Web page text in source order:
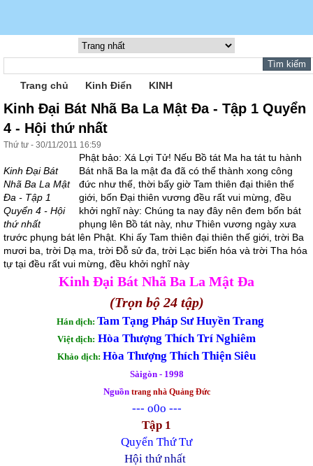
Trang chủ Kinh Điển KINH
Kinh Đại Bát Nhã Ba La Mật Đa - Tập 1 Quyển
4 - Hội thứ nhất
Thứ tư - 30/11/2011 16:59
Kinh Đại Bát
Nhã Ba La Mật
Đa - Tập 1
Quyển 4 - Hội
thứ nhất
Phật bảo: Xá Lợi Tử! Nếu Bồ tát Ma ha tát tu hành
Bát nhã Ba la mật đa đã có thể thành xong công
đức như thế, thời bấy giờ Tam thiên đại thiên thế
giới, bốn Đại thiên vương đều rất vui mừng, đều
khởi nghĩ này: Chúng ta nay đây nên đem bốn bát
phụng lên Bồ tát này, như Thiên vương ngày xưa
trước phụng bát lên Phật. Khi ấy Tam thiên đại thiên thế giới, trời Ba
mươi ba, trời Dạ ma, trời Đỗ sử đa, trời Lạc biến hóa và trời Tha hóa
tự tại đều rất vui mừng, đều khởi nghĩ này
Kinh Đại Bát Nhã Ba La Mật Đa
(Trọn bộ 24 tập)
Hán dịch: Tam Tạng Pháp Sư Huyền Trang
Việt dịch: Hòa Thượng Thích Trí Nghiêm
Khảo dịch: Hòa Thượng Thích Thiện Siêu
Sàigòn - 1998
Nguồn trang nhà Quảng Đức
--- o0o ---
Tập 1
Quyển Thứ Tư
Hội thứ nhất